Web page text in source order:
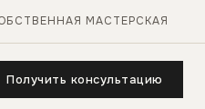
МАСТЕРСКАЯ
Получить консультацию